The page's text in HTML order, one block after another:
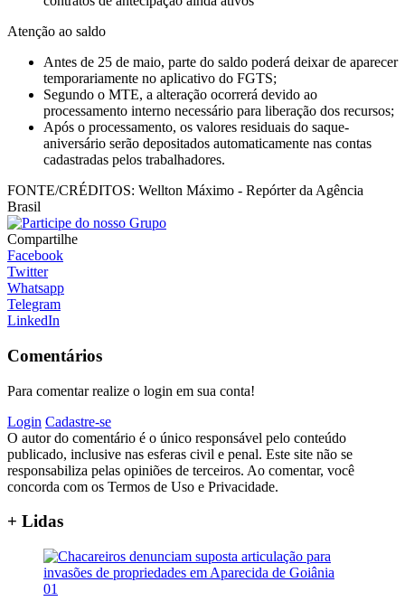
Atenção ao saldo
Antes de 25 de maio, parte do saldo poderá deixar de aparecer
temporariamente no aplicativo do FGTS;
Segundo o MTE, a alteração ocorrerá devido ao
processamento interno necessário para liberação dos recursos;
Após o processamento, os valores residuais do saque-
aniversário serão depositados automaticamente nas contas
cadastradas pelos trabalhadores.
FONTE/CRÉDITOS: Wellton Máximo - Repórter da Agência
Brasil
Compartilhe
Facebook
Twitter
Whatsapp
Telegram
LinkedIn
Comentários
Para comentar realize o login em sua conta!
Login Cadastre-se
O autor do comentário é o único responsável pelo conteúdo
publicado, inclusive nas esferas civil e penal. Este site não se
responsabiliza pelas opiniões de terceiros. Ao comentar, você
concorda com os Termos de Uso e Privacidade.
+ Lidas
01